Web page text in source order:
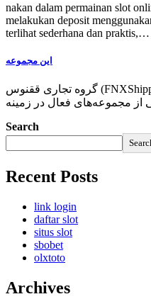
nakan dalam permainan slot
melakukan deposit
terlihat sederhana dan praktis,…
این مجموعه
گروه تجاری ققنوس (FNXShipping) با بیش از ۱۳ سال تجربه در
Search
Recent Posts
link login
daftar slot
situs slot
sbobet
olxtoto
Archives